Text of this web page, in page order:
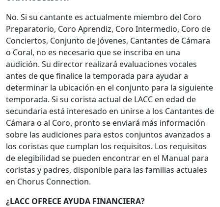
No. Si su cantante es actualmente miembro del Coro
Preparatorio, Coro Aprendiz, Coro Intermedio, Coro de
Conciertos, Conjunto de Jóvenes, Cantantes de Cámara
o Coral, no es necesario que se inscriba en una
audición. Su director realizará evaluaciones vocales
antes de que finalice la temporada para ayudar a
determinar la ubicación en el conjunto para la siguiente
temporada. Si su corista actual de LACC en edad de
secundaria está interesado en unirse a los Cantantes de
Cámara o al Coro, pronto se enviará más información
sobre las audiciones para estos conjuntos avanzados a
los coristas que cumplan los requisitos. Los requisitos
de elegibilidad se pueden encontrar en el Manual para
coristas y padres, disponible para las familias actuales
en Chorus Connection.
¿LACC OFRECE AYUDA FINANCIERA?